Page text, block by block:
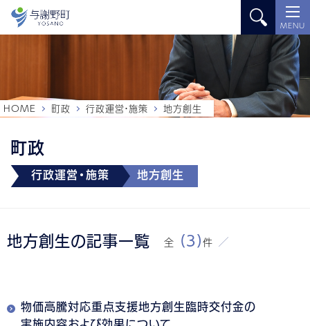
MENU
町政
行政運営・施策 地方創生
HOME 町政 行政運営・施策 地方創生
地方創生の記事一覧 全 (3)件
物価高騰対応重点支援地方創生臨時交付金の